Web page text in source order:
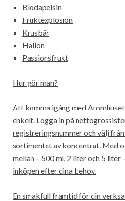
Blodapelsin
Fruktexplosion
Krusbär
Hallon
Passionsfrukt
Hur gör man?
Att komma igång med
enkelt. Logga in på
registreringsnummer och välj
sortimentet av koncentrat. Med
mellan – 500 ml, 2 liter och 5 liter
inköpen efter dina behov.
En smakfull framtid för din